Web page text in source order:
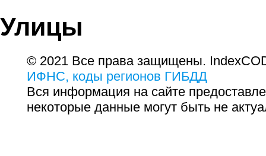
Улицы
© 2021 Все права защищены.
ИФНС, коды регионов ГИБДД
Вся информация на сайте
некоторые данные могут быть не